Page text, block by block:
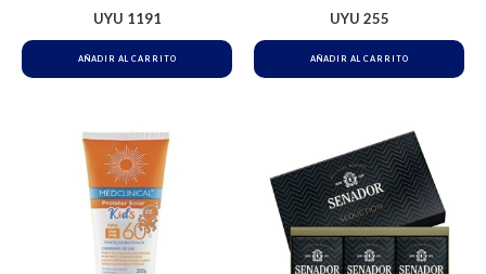
UYU 1191
AÑADIR AL CARRITO
UYU 255
AÑADIR AL CARRITO